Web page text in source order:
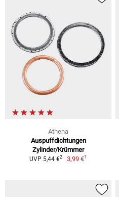
Athena
Auspuffdichtungen
Zylinder/Krümmer
UVP 5,44 €2 3,99 €1